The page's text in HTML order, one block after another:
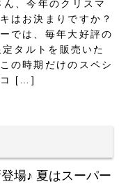
ん、今年のクリスマ
はお決まりですか？
では、毎年大好評の
定タルトを販売いた
の時期だけのスペシ
コ […]
場♪ 夏はスーパー